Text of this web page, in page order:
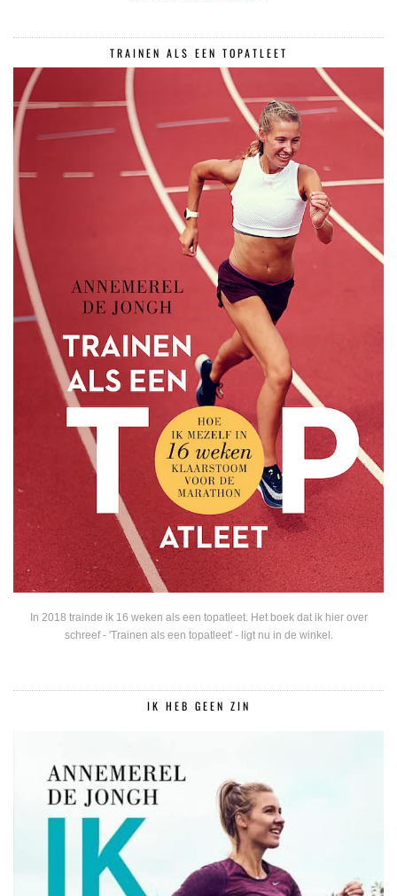
TRAINEN ALS EEN TOPATLEET
In 2018 trainde ik 16 weken als een topatleet. Het boek dat ik hier over
schreef - 'Trainen als een topatleet' - ligt nu in de winkel.
IK HEB GEEN ZIN